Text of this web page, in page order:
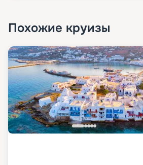
Похожие круизы